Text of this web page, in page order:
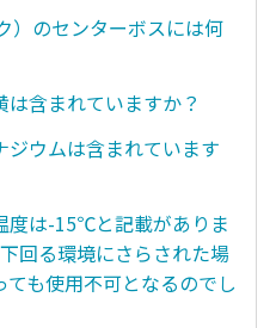
）のセンターボスには何
含まれていますか？
ジウムは含まれています
度は-15℃と記載がありま
回る環境にさらされた場
も使用不可となるのでし